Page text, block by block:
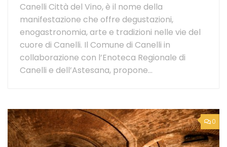
Canelli Città del Vino, è il nome della
manifestazione che offre degustazioni,
enogastronomia, arte e tradizioni nelle vie del
cuore di Canelli. Il Comune di Canelli in
collaborazione con l’Enoteca Regionale di
Canelli e dell’Astesana, propone...
0